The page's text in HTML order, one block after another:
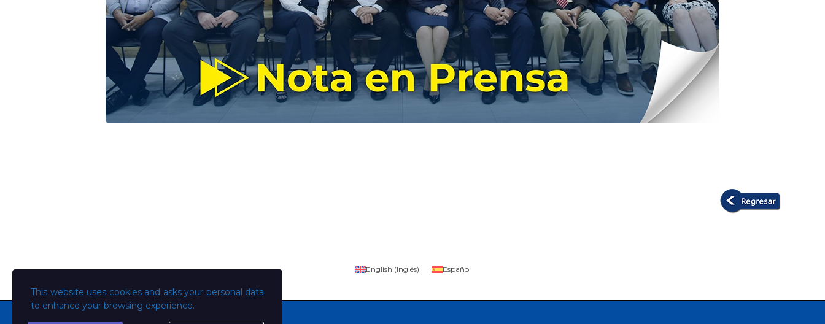
This website uses cookies and asks your personal data
to enhance your browsing experience.
English (Inglés) Español